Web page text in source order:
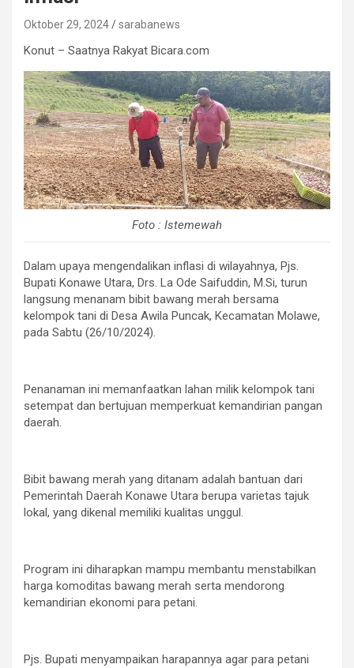
Oktober 29, 2024 sarabanews
Konut – Saatnya Rakyat Bicara.com
Foto : Istemewah
Dalam upaya mengendalikan inflasi di wilayahnya, Pjs.
Bupati Konawe Utara, Drs. La Ode Saifuddin, M.Si, turun
langsung menanam bibit bawang merah bersama
kelompok tani di Desa Awila Puncak, Kecamatan Molawe,
pada Sabtu (26/10/2024).
Penanaman ini memanfaatkan lahan milik kelompok tani
setempat dan bertujuan memperkuat kemandirian pangan
daerah.
Bibit bawang merah yang ditanam adalah bantuan dari
Pemerintah Daerah Konawe Utara berupa varietas tajuk
lokal, yang dikenal memiliki kualitas unggul.
Program ini diharapkan mampu membantu menstabilkan
harga komoditas bawang merah serta mendorong
kemandirian ekonomi para petani.
Pjs. Bupati menyampaikan harapannya agar para petani